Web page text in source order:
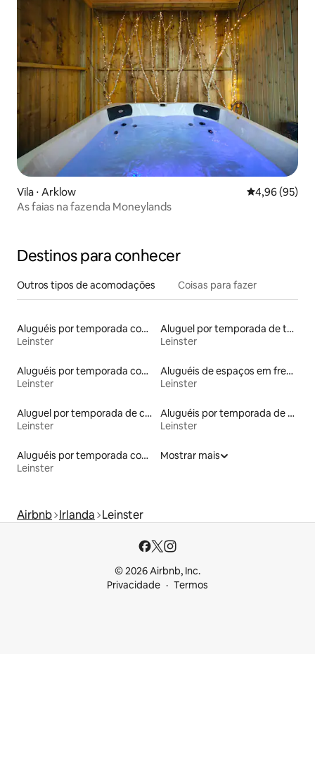
Vila ⋅ Arklow 4,96 de uma
4,96 (95)
As faias na fazenda Moneylands
Destinos para conhecer
Outros tipos de acomodações Coisas para fazer
Aluguéis por temporada com sauna
Leinster
Aluguel por temporada de townhouses
Leinster
Aluguéis por temporada com banheira de hidromassagem
Leinster
Aluguéis de espaços em frente à praia
Leinster
Aluguel por temporada de casas de veraneio
Leinster
Aluguéis por temporada de celeiros
Leinster
Aluguéis por temporada com acesso à praia
Leinster
Mostrar mais
Airbnb Irlanda Leinster
© 2026 Airbnb, Inc.
Privacidade
Termos